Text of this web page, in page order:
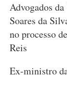
Advogados
Soares da
no processo
Reis
Ex-ministro